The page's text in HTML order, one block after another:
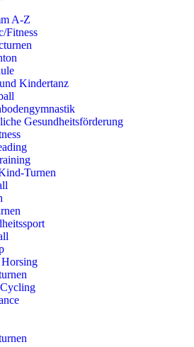
A-Z
Fitness
Kindertanz
Gesundheitsförderung
Turnen